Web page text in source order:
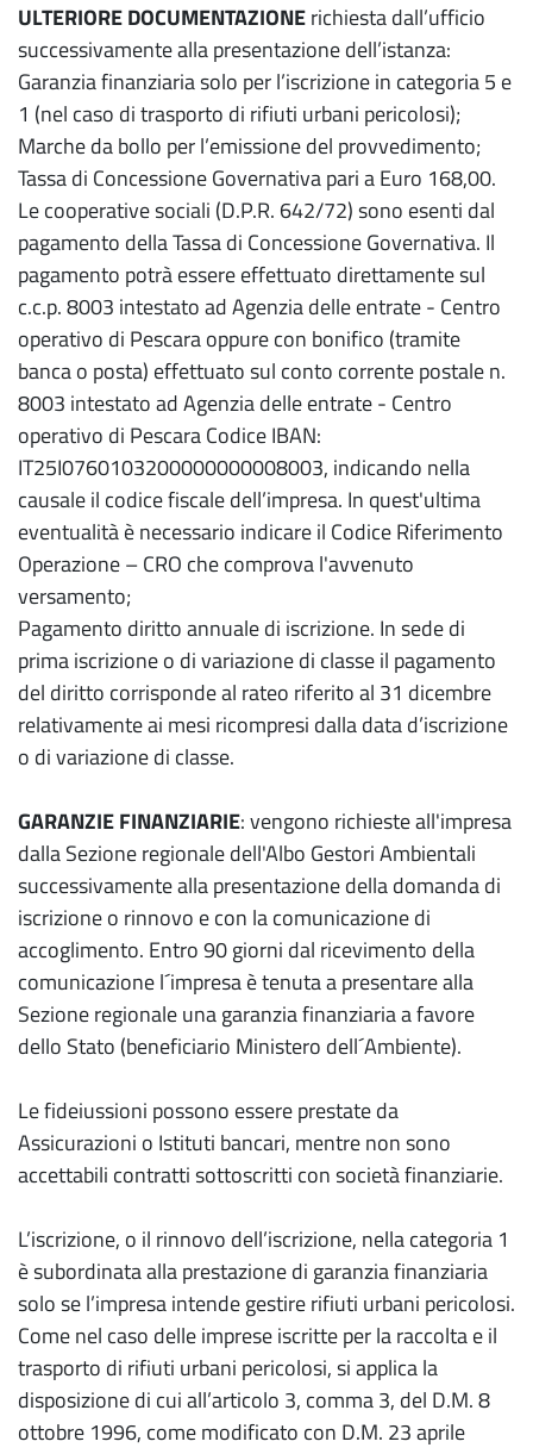
ULTERIORE DOCUMENTAZIONErichiesta dall’ufficio
successivamente alla presentazione dell’istanza:
Garanzia finanziaria solo per l’iscrizione in categoria 5 e
1 (nel caso di trasporto di rifiuti urbani pericolosi);
Marche da bollo per l’emissione del provvedimento;
Tassa di Concessione Governativa pari a Euro 168,00.
Le cooperative sociali (D.P.R. 642/72) sono esenti dal
pagamento della Tassa di Concessione Governativa. Il
pagamento potrà essere effettuato direttamente sul
c.c.p. 8003 intestato ad Agenzia delle entrate - Centro
operativo di Pescara oppure con bonifico (tramite
banca o posta) effettuato sul conto corrente postale n.
8003 intestato ad Agenzia delle entrate - Centro
operativo di Pescara Codice IBAN:
IT25I0760103200000000008003, indicando nella
causale il codice fiscale dell’impresa. In quest'ultima
eventualità è necessario indicare il Codice Riferimento
Operazione – CRO che comprova l'avvenuto
versamento;
Pagamento diritto annuale di iscrizione. In sede di
prima iscrizione o di variazione di classe il pagamento
del diritto corrisponde al rateo riferito al 31 dicembre
relativamente ai mesi ricompresi dalla data d’iscrizione
o di variazione di classe.
GARANZIE FINANZIARIE: vengono richieste all'impresa
dalla Sezione regionale dell'Albo Gestori Ambientali
successivamente alla presentazione della domanda di
iscrizione o rinnovo e con la comunicazione di
accoglimento. Entro 90 giorni dal ricevimento della
comunicazione l´impresa è tenuta a presentare alla
Sezione regionale una garanzia finanziaria a favore
dello Stato (beneficiario Ministero dell´Ambiente).
Le fideiussioni possono essere prestate da
Assicurazioni o Istituti bancari, mentre non sono
accettabili contratti sottoscritti con società finanziarie.
L’iscrizione, o il rinnovo dell’iscrizione, nella categoria 1
è subordinata alla prestazione di garanzia finanziaria
solo se l’impresa intende gestire rifiuti urbani pericolosi.
Come nel caso delle imprese iscritte per la raccolta e il
trasporto di rifiuti urbani pericolosi, si applica la
disposizione di cui all’articolo 3, comma 3, del D.M. 8
ottobre 1996, come modificato con D.M. 23 aprile